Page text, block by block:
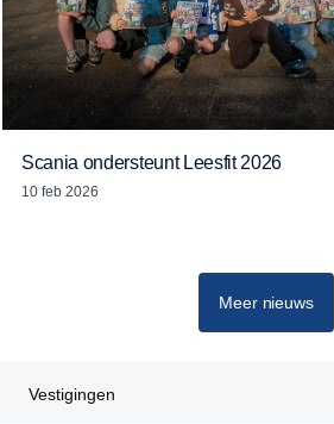
Scania ondersteunt Leesfit 2026
10 feb 2026
Meer nieuws
Vestigingen